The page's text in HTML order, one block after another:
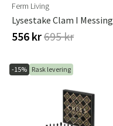
Ferm Living
Lysestake Clam I Messing
556 kr695 kr
-15% Rask levering